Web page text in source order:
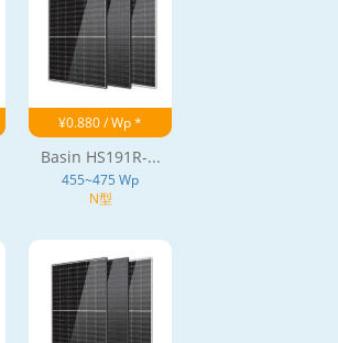
¥0.880 / Wp *
Basin HS191R-...
455~475 Wp
N型